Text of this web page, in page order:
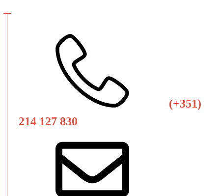
(+351)
214 127 830